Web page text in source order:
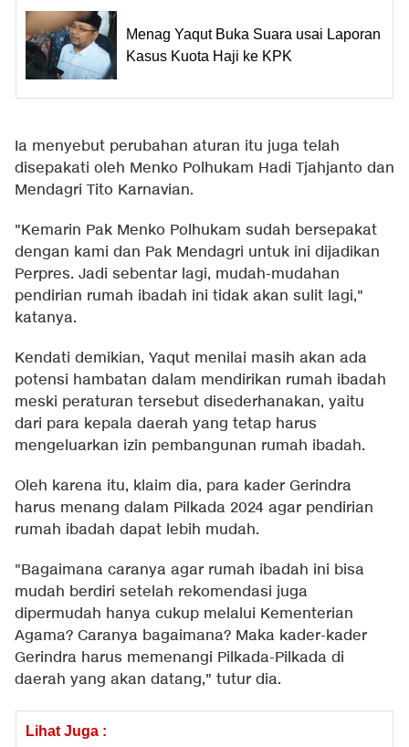
Menag Yaqut Buka Suara usai Laporan
Kasus Kuota Haji ke KPK
Ia menyebut perubahan aturan itu juga telah
disepakati oleh Menko Polhukam Hadi Tjahjanto dan
Mendagri Tito Karnavian.
"Kemarin Pak Menko Polhukam sudah bersepakat
dengan kami dan Pak Mendagri untuk ini dijadikan
Perpres. Jadi sebentar lagi, mudah-mudahan
pendirian rumah ibadah ini tidak akan sulit lagi,"
katanya.
Kendati demikian, Yaqut menilai masih akan ada
potensi hambatan dalam mendirikan rumah ibadah
meski peraturan tersebut disederhanakan, yaitu
dari para kepala daerah yang tetap harus
mengeluarkan izin pembangunan rumah ibadah.
Oleh karena itu, klaim dia, para kader Gerindra
harus menang dalam Pilkada 2024 agar pendirian
rumah ibadah dapat lebih mudah.
"Bagaimana caranya agar rumah ibadah ini bisa
mudah berdiri setelah rekomendasi juga
dipermudah hanya cukup melalui Kementerian
Agama? Caranya bagaimana? Maka kader-kader
Gerindra harus memenangi Pilkada-Pilkada di
daerah yang akan datang," tutur dia.
Lihat Juga :